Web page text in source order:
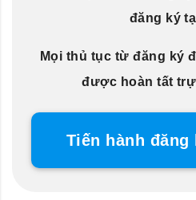
đăng ký
Mọi thủ tục từ đăng ký
được hoàn tất
Tiến hành đăng